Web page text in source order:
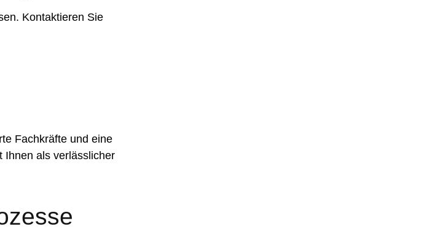
Kontaktieren Sie
Fachkräfte und eine
Ihnen als verlässlicher